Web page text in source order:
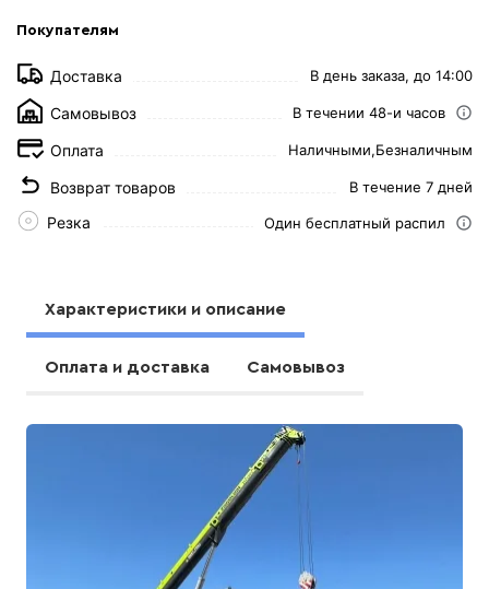
Покупателям
Доставка В день заказа, до 14:00
Самовывоз В течении 48-и часов
Оплата Наличными,Безналичным
Возврат товаров В течение 7 дней
Резка Один бесплатный распил
Характеристики и описание
Оплата и доставка Самовывоз